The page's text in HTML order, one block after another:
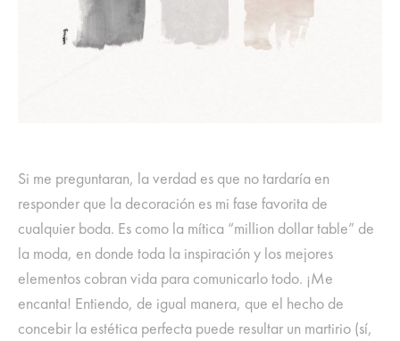
Si me preguntaran, la verdad es que no tardaría en
responder que la decoración es mi fase favorita de
cualquier boda. Es como la mítica “million dollar table” de
la moda, en donde toda la inspiración y los mejores
elementos cobran vida para comunicarlo todo. ¡Me
encanta! Entiendo, de igual manera, que el hecho de
concebir la estética perfecta puede resultar un martirio (sí,